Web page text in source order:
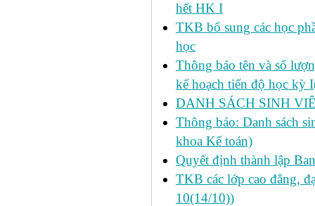
hết HK I
TKB bổ sung các học
học
Thông báo tên và số
kế hoạch tiến độ học kỳ
DANH SÁCH SINH
Thông báo: Danh sách
khoa Kế toán)
Quyết định thành lập
TKB các lớp cao đẳng,
10(14/10))